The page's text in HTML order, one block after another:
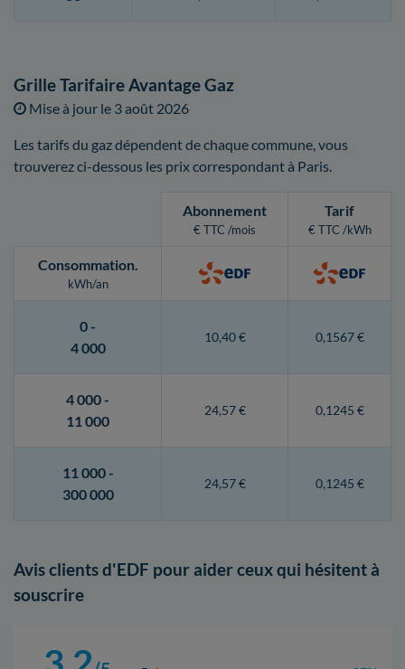
Grille Tarifaire Avantage Gaz
Mise à jour le 3 août 2026
Les tarifs du gaz dépendent de chaque commune, vous
trouverez ci-dessous les prix correspondant à Paris.
Abonnement
€ TTC /mois
Tarif
€ TTC /kWh
Consommation.
kWh/an
0 -
4 000
10,40 € 0,1567 €
4 000 -
11 000
24,57 € 0,1245 €
11 000 -
300 000
24,57 € 0,1245 €
Avis clients d'EDF pour aider ceux qui hésitent à
souscrire